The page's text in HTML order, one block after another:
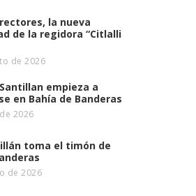
la nueva
de la regidora “Citlalli
de 2026
empieza a
en Bahía de Banderas
2026
toma el timón de
de 2026